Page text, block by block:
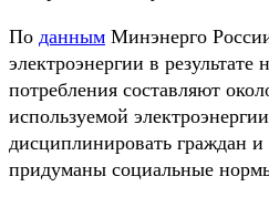
По данным Минэнерго
электроэнергии в результате
потребления составляют
используемой
дисциплинировать граждан
придуманы социальные